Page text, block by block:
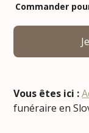
Commander
Vous êtes ici :
funéraire en